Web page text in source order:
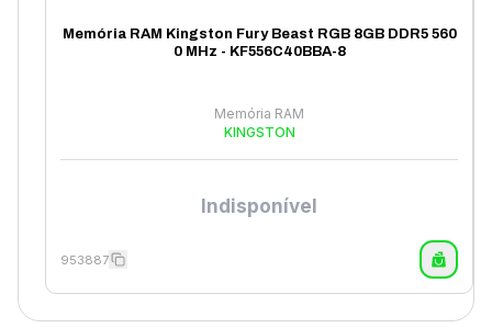
Memória RAM Kingston Fury Beast RGB 8GB DDR5 560
0 MHz - KF556C40BBA-8
Memória RAM
KINGSTON
Indisponível
953887